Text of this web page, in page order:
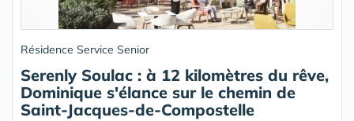
Résidence Service Senior
Serenly Soulac : à 12 kilomètres du rêve,
Dominique s'élance sur le chemin de
Saint-Jacques-de-Compostelle